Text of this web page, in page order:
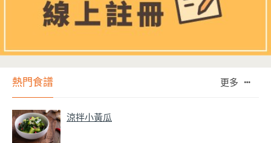
熱門食譜 更多
涼拌小黃瓜